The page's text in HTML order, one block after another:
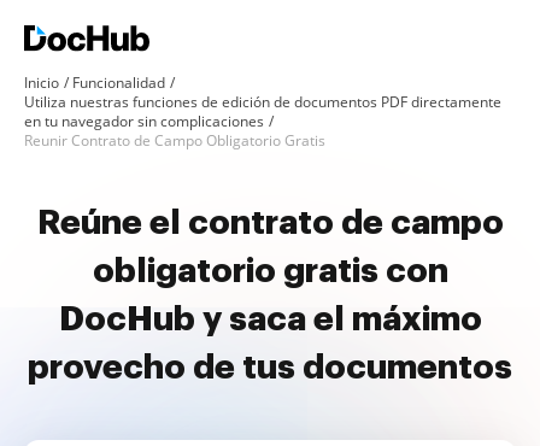
Inicio
Funcionalidad
Utiliza nuestras funciones de edición de documentos PDF directamente
en tu navegador sin complicaciones
Reunir Contrato de Campo Obligatorio Gratis
Reúne el contrato de campo
obligatorio gratis con
DocHub y saca el máximo
provecho de tus documentos